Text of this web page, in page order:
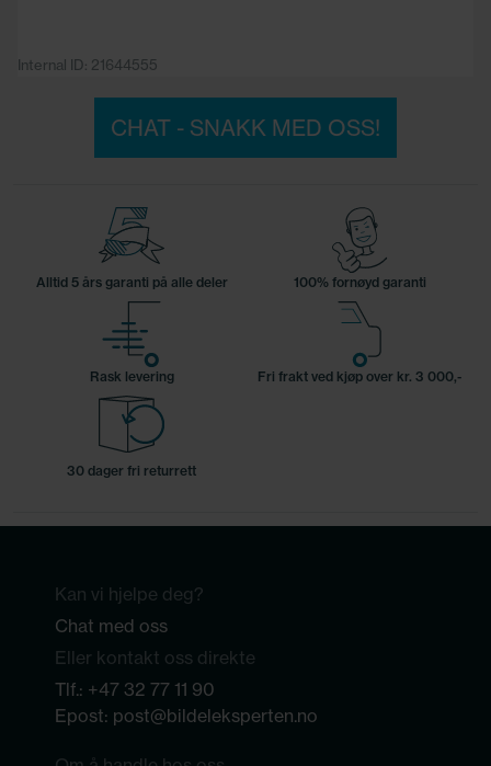
Internal ID: 21644555
CHAT - SNAKK MED OSS!
Alltid 5 års garanti på alle deler 100% fornøyd garanti
Rask levering Fri frakt ved kjøp over kr. 3 000,-
30 dager fri returrett
Kan vi hjelpe deg?
Chat med oss
Eller kontakt oss direkte
Tlf.: +47 32 77 11 90
Epost: post@bildeleksperten.no